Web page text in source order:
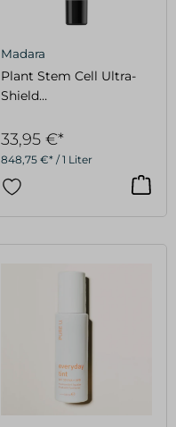
Madara
Plant Stem Cell Ultra-
Shield
LSF 50, 40ml
848,75 €* / 1 Liter
33,95 €*